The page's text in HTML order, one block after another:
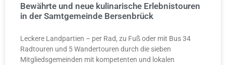
Bewährte und neue kulinarische Erlebnistouren
in der Samtgemeinde Bersenbrück
Leckere Landpartien – per Rad, zu Fuß oder mit Bus 34
Radtouren und 5 Wandertouren durch die sieben
Mitgliedsgemeinden mit kompetenten und lokalen